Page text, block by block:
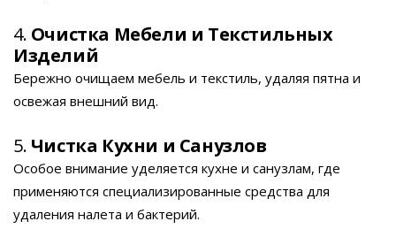
4. Очистка Мебели и Текстильных
Изделий
Бережно очищаем мебель и текстиль, удаляя пятна и
освежая внешний вид.
5. Чистка Кухни и Санузлов
Особое внимание уделяется кухне и санузлам, где
применяются специализированные средства для
удаления налета и бактерий.